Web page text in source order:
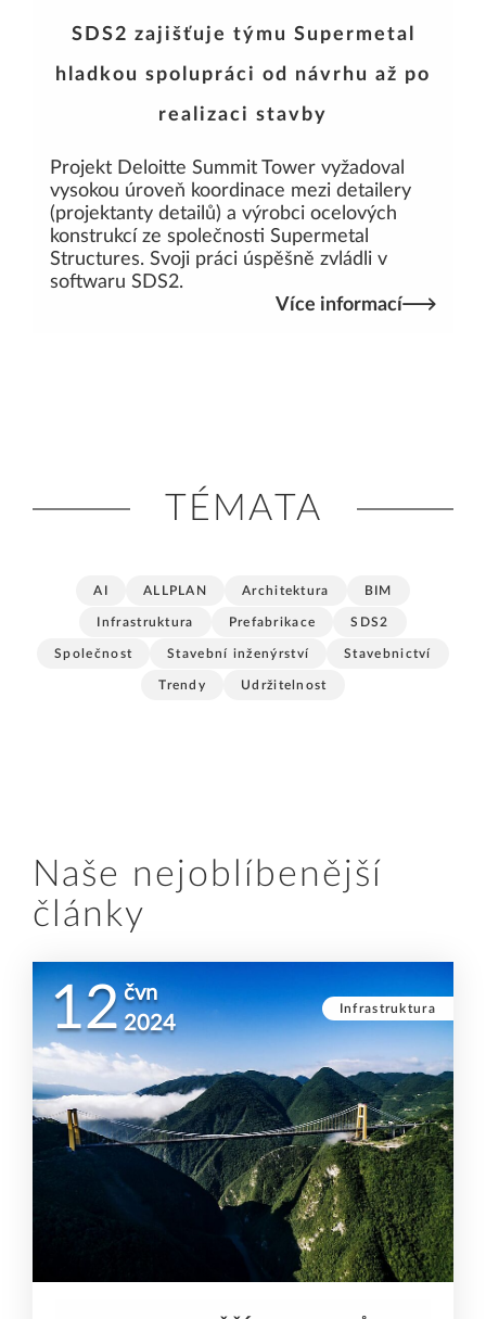
SDS2 zajišťuje týmu Supermetal
hladkou spolupráci od návrhu až po
realizaci stavby
Projekt Deloitte Summit Tower vyžadoval
vysokou úroveň koordinace mezi detailery
(projektanty detailů) a výrobci ocelových
konstrukcí ze společnosti Supermetal
Structures. Svoji práci úspěšně zvládli v
softwaru SDS2.
Více informací
TÉMATA
AI ALLPLAN Architektura BIM
Infrastruktura Prefabrikace SDS2
Společnost Stavební inženýrství Stavebnictví
Trendy Udržitelnost
Naše nejoblíbenější
články
12 čvn
2024
Infrastruktura